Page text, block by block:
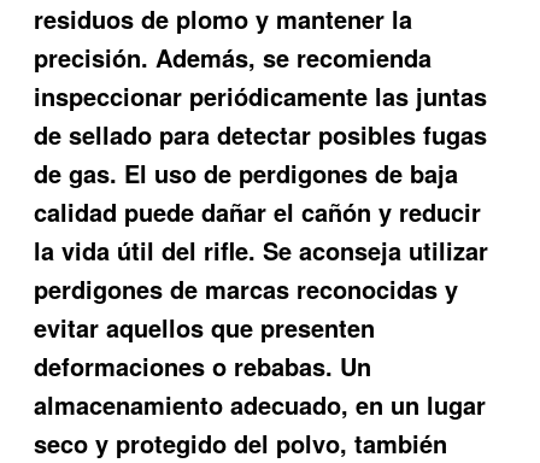
residuos de plomo y mantener la
precisión. Además, se recomienda
inspeccionar periódicamente las juntas
de sellado para detectar posibles fugas
de gas. El uso de perdigones de baja
calidad puede dañar el cañón y reducir
la vida útil del rifle. Se aconseja utilizar
perdigones de marcas reconocidas y
evitar aquellos que presenten
deformaciones o rebabas. Un
almacenamiento adecuado, en un lugar
seco y protegido del polvo, también